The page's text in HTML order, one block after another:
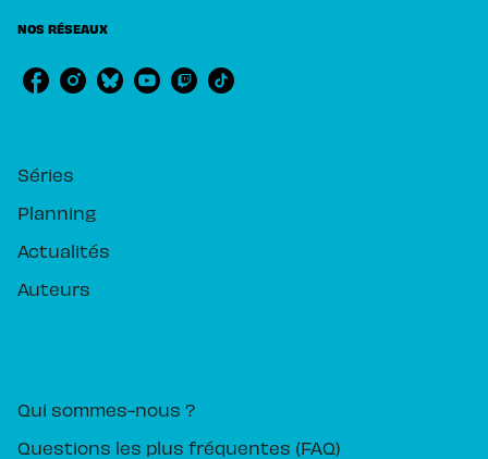
NOS RÉSEAUX
Séries
Planning
Actualités
Auteurs
Qui sommes-nous ?
Questions les plus fréquentes (FAQ)